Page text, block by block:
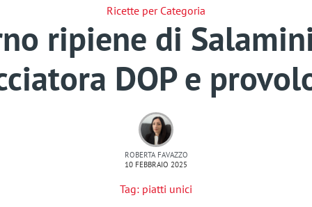
Ricette per Categoria
ripiene di
DOP e
ROBERTA FAVAZZO
10 FEBBRAIO 2025
Tag: piatti unici